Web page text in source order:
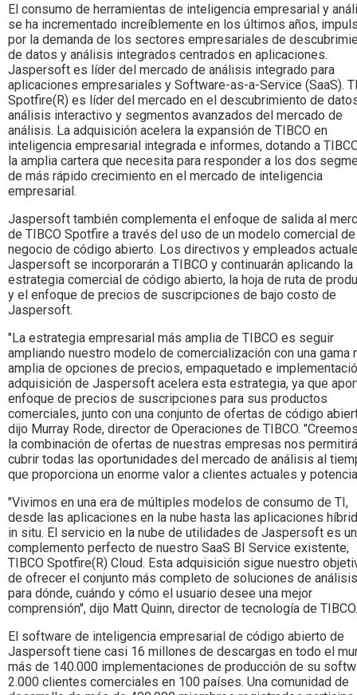
El consumo de herramientas de inteligencia empresarial y
se ha incrementado increíblemente en los últimos años,
por la demanda de los sectores empresariales de
de datos y análisis integrados centrados en aplicaciones.
Jaspersoft es líder del mercado de análisis integrado para
aplicaciones empresariales y Software-as-a-Service (SaaS).
Spotfire(R) es líder del mercado en el descubrimiento de
análisis interactivo y segmentos avanzados del mercado de
análisis. La adquisición acelera la expansión de TIBCO en
inteligencia empresarial integrada e informes, dotando a
la amplia cartera que necesita para responder a los dos
de más rápido crecimiento en el mercado de inteligencia
empresarial.
Jaspersoft también complementa el enfoque de salida al
de TIBCO Spotfire a través del uso de un modelo comercial de
negocio de código abierto. Los directivos y empleados
Jaspersoft se incorporarán a TIBCO y continuarán aplicando la
estrategia comercial de código abierto, la hoja de ruta de
y el enfoque de precios de suscripciones de bajo costo de
Jaspersoft.
"La estrategia empresarial más amplia de TIBCO es seguir
ampliando nuestro modelo de comercialización con una gama
amplia de opciones de precios, empaquetado e
adquisición de Jaspersoft acelera esta estrategia, ya que
enfoque de precios de suscripciones para sus productos
comerciales, junto con una conjunto de ofertas de código
dijo Murray Rode, director de Operaciones de TIBCO.
la combinación de ofertas de nuestras empresas nos permitirá
cubrir todas las oportunidades del mercado de análisis al
que proporciona un enorme valor a clientes actuales y
"Vivimos en una era de múltiples modelos de consumo de TI,
desde las aplicaciones en la nube hasta las aplicaciones
in situ. El servicio en la nube de utilidades de Jaspersoft es un
complemento perfecto de nuestro SaaS BI Service existente,
TIBCO Spotfire(R) Cloud. Esta adquisición sigue nuestro
de ofrecer el conjunto más completo de soluciones de análisis
para dónde, cuándo y cómo el usuario desee una mejor
comprensión", dijo Matt Quinn, director de tecnología de TIBCO.
El software de inteligencia empresarial de código abierto de
Jaspersoft tiene casi 16 millones de descargas en todo el
más de 140.000 implementaciones de producción de su
2.000 clientes comerciales en 100 países. Una comunidad de